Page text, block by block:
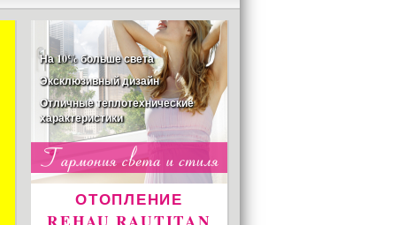
ОТОПЛЕНИЕ
REHAU RAUTITAN
Качество и надёжность!